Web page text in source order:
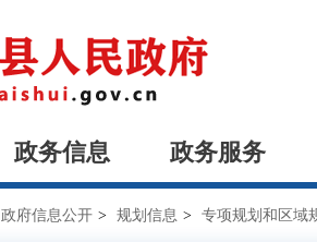
政务信息 政务服务
政府信息公开 > 规划信息 > 专项规划和区域